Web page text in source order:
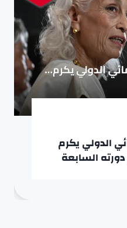
الدولي يكرم
السابعة